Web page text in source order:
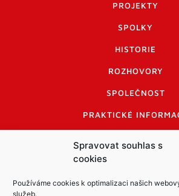
Spravovat souhlas s
cookies
Používáme cookies k optimalizaci našich
služeb.
PROJEKTY
SPOLKY
HISTORIE
ROZHOVORY
SPOLEČNOST
PRAKTICKÉ
INFORMACE A KODEX
LOGO A LOGO